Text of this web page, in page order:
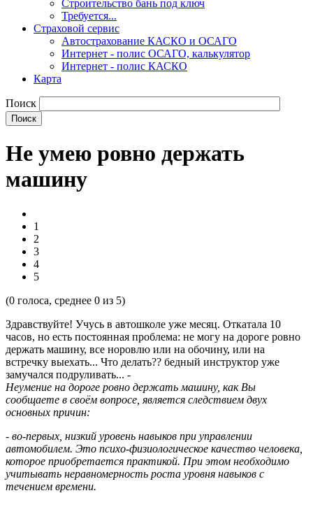
Строительство бань под ключ
Требуется...
Страховой сервис
Автострахование КАСКО и ОСАГО
Интернет - полис ОСАГО, калькулятор
Интернет - полис КАСКО
Карта
Поиск
Не умею ровно держать
машину
1
2
3
4
5
(0 голоса, среднее 0 из 5)
Здравствуйте! Учусь в автошколе уже месяц. Откатала 10
часов, но есть постоянная проблема: не могу на дороге ровно
держать машину, все норовлю или на обочину, или на
встречку выехать... Что делать?? бедный инструктор уже
замучался подруливать... -
Неумение на дороге ровно держать машину, как Вы
сообщаете в своём вопросе, является следствием двух
основных причин:
- во-первых, низкий уровень навыков при управлении
автомобилем. Это психо-физиологическое качество человека,
которое приобретается практикой. При этом необходимо
учитывать неравномерность роста уровня навыков с
течением времени.